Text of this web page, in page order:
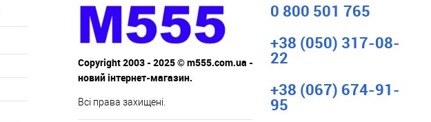
Copyright 2003 - 2025 © m555.com.ua -
новий інтернет-магазин.
Всі права захищені.
0 800 501 765
+38 (050) 317-08-
22
+38 (067) 674-91-
95